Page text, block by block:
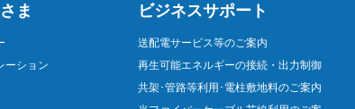
ま
ーション
ビジネスサポート
送配電サービス等のご案内
再生可能エネルギーの接続・出力制御
共架･管路等利用･電柱敷地料のご案内